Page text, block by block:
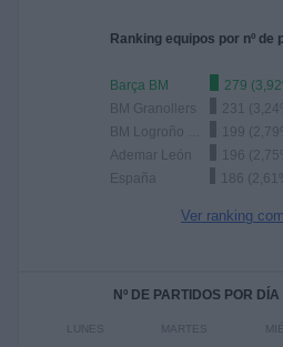
Ranking equipos por nº de
Barça BM
279
BM Granollers
231
199
Ademar León
196
España
186
Ver ranking
Nº DE PARTIDOS POR
LUNES MARTES